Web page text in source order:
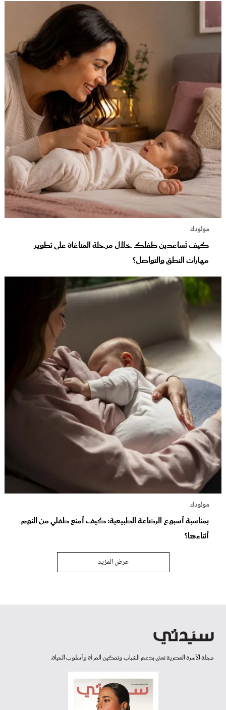
مولودك
كيف تُساعدين طفلكِ خلال مرحلة المناغاة على تطوير
مهارات النطق والتواصل؟
مولودك
بمناسبة أسبوع الرضاعة الطبيعية: كيف أمنع طفلي من النوم
أثناءها؟
عرض المزيد
مجلة الأسرة العصرية تعنى بدعم الشباب وتمكين المرأة وأسلوب الحياة.